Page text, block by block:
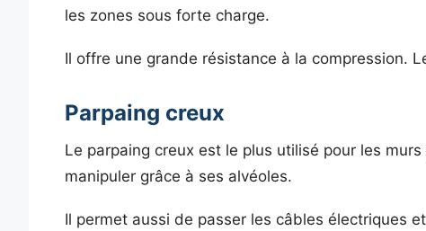
les zones sous forte charge.
Il offre une grande résistance à la compression.
Parpaing creux
Le parpaing creux est le plus utilisé pour les
manipuler grâce à ses alvéoles.
Il permet aussi de passer les câbles électriques